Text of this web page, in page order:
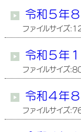
令和５年
ファイルサイズ
令和５年
ファイルサイズ
令和４年
ファイルサイズ